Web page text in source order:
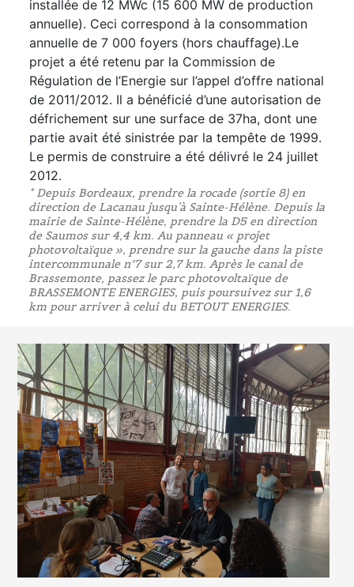
installée de 12 MWc (15 600 MW de production
annuelle). Ceci correspond à la consommation
annuelle de 7 000 foyers (hors chauffage).Le
projet a été retenu par la Commission de
Régulation de l’Energie sur l’appel d’offre national
de 2011/2012. Il a bénéficié d’une autorisation de
défrichement sur une surface de 37ha, dont une
partie avait été sinistrée par la tempête de 1999.
Le permis de construire a été délivré le 24 juillet
2012.
* Depuis Bordeaux, prendre la rocade (sortie 8) en
direction de Lacanau jusqu’à Sainte-Hélène. Depuis la
mairie de Sainte-Hélène, prendre la D5 en direction
de Saumos sur 4,4 km. Au panneau « projet
photovoltaïque », prendre sur la gauche dans la piste
intercommunale n°7 sur 2,7 km. Après le canal de
Brassemonte, passez le parc photovoltaïque de
BRASSEMONTE ENERGIES, puis poursuivez sur 1,6
km pour arriver à celui du BETOUT ENERGIES.